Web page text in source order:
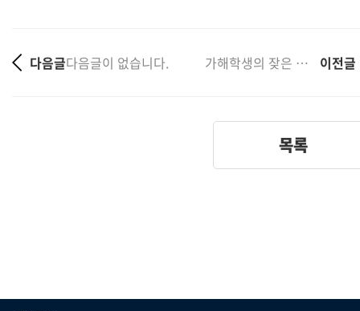
다음글다음글이 없습니다. 가해학생의 잦은 폭행 및 협박 사건으로 피해학생 위자료.... 이전글
목록